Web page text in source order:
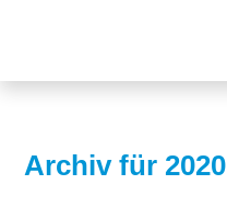
Archiv für 2020